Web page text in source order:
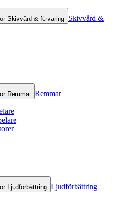
Skivvård & förvaring Skivvård &
Remmar Remmar
Ljudförbättring Ljudförbättring